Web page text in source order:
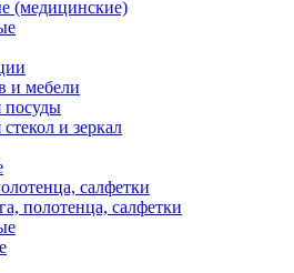
(медицинские)
и мебели
посуды
и зеркал
салфетки
полотенца, салфетки